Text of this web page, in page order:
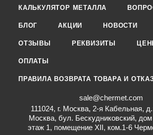
КАЛЬКУЛЯТОР МЕТАЛЛА
БЛОГ АКЦИИ НОВОСТИ
ОТЗЫВЫ РЕКВИЗИТЫ
ОПЛАТЫ
ПРАВИЛА ВОЗВРАТА ТОВАРА И
sale@chermet.com
111024, г. Москва, 2-я Кабельная,
Москва, бул. Бескудниковский, дом
этаж 1, помещение XII, ком.1-6